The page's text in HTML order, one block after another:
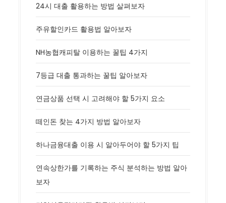
24시 대출 활용하는 방법 살펴보자
주유할인카드 활용법 알아보자
NH농협캐피탈 이용하는 꿀팁 4가지
7등급 대출 통과하는 꿀팁 알아보자
연금상품 선택 시 고려해야 할 5가지 요소
떼인돈 찾는 4가지 방법 알아보자
하나금융대출 이용 시 알아두어야 할 5가지 팁
연속상한가를 기록하는 주식 분석하는 방법 알아
보자